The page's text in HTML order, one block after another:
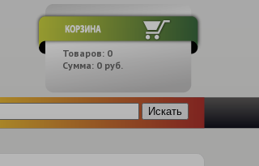
Товаров: 0
Сумма: 0руб.